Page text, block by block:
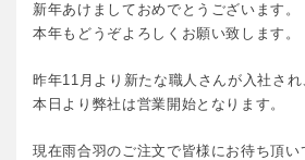
新年あけましておめでとうございます。
本年もどうぞよろしくお願い致します。
昨年11月より新たな職人さんが入社され
本日より弊社は営業開始となります。
現在雨合羽のご注文で皆様にお待ち頂い